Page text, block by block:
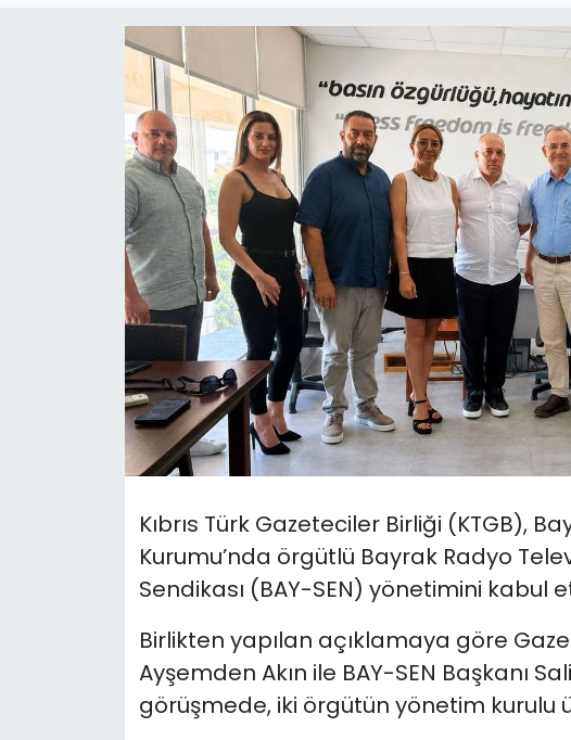
Kıbrıs Türk Gazeteciler Birliği (KTGB),
Kurumu’nda örgütlü Bayrak Radyo
Sendikası (BAY-SEN) yönetimini kabul
Birlikten yapılan açıklamaya göre
Ayşemden Akın ile BAY-SEN Başkanı
görüşmede, iki örgütün yönetim kurulu
Gündem
KKTC YEREL SEÇİM 2018
Kültür Sanat
Magazin
Nöbetçi Eczaneler
Otomobil Dünyası
Politika
Teknoloji